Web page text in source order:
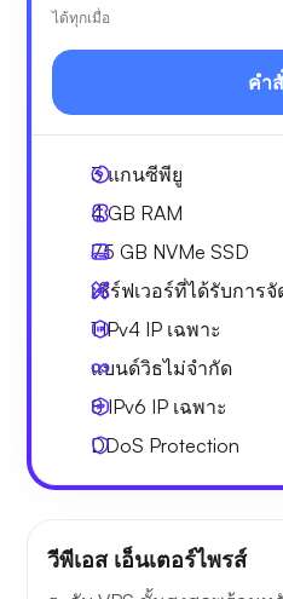
ได้ทุกเมื่อ
คำ
3แกนซีพียู
4 GB RAM
75 GB NVMe SSD
เซิร์ฟเวอร์ที่ได้รับการจั
1 IPv4 IP เฉพาะ
แบนด์วิธไม่จำกัด
8 IPv6 IP เฉพาะ
DDoS Protection
วีพีเอส เอ็นเตอร์ไพรส์